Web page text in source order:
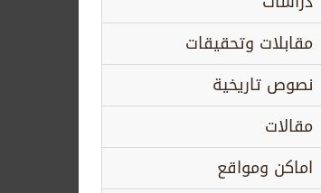
مقابلات وتحقيقات
نصوص تاريخية
مقالات
اماكن ومواقع